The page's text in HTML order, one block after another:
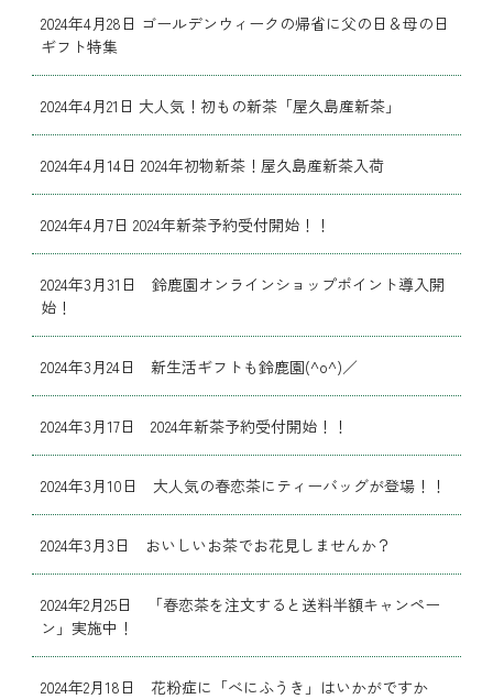
2024年4月28日 ゴールデンウィークの帰省に父の日＆母の日
ギフト特集
2024年4月21日 大人気！初もの新茶「屋久島産新茶」
2024年4月14日 2024年初物新茶！屋久島産新茶入荷
2024年4月7日 2024年新茶予約受付開始！！
2024年3月31日 鈴鹿園オンラインショップポイント導入開
始！
2024年3月24日 新生活ギフトも鈴鹿園(^o^)／
2024年3月17日 2024年新茶予約受付開始！！
2024年3月10日 大人気の春恋茶にティーバッグが登場！！
2024年3月3日 おいしいお茶でお花見しませんか？
2024年2月25日 「春恋茶を注文すると送料半額キャンペー
ン」実施中！
2024年2月18日 花粉症に「べにふうき」はいかがですか